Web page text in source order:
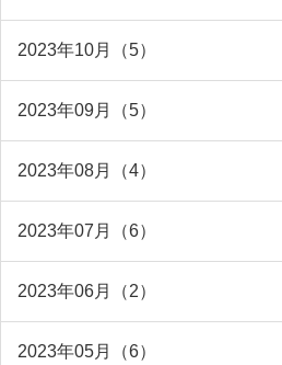
2023年10月（5）
2023年09月（5）
2023年08月（4）
2023年07月（6）
2023年06月（2）
2023年05月（6）